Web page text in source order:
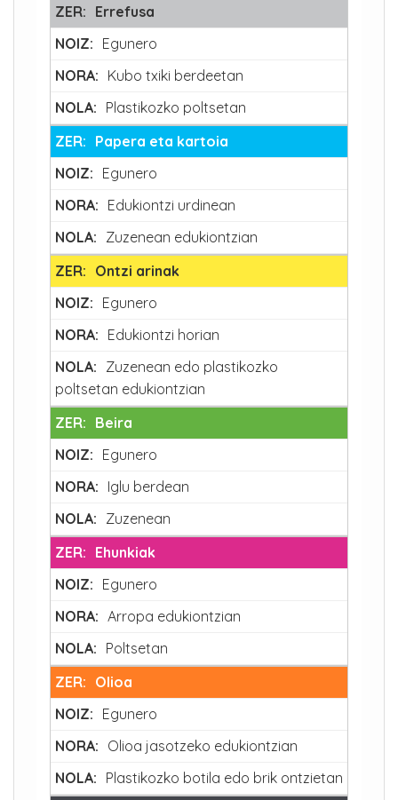
Errefusa
Egunero
Kubo txiki berdeetan
Plastikozko poltsetan
Papera eta kartoia
Egunero
Edukiontzi urdinean
Zuzenean edukiontzian
Ontzi arinak
Egunero
Edukiontzi horian
Zuzenean edo plastikozko
poltsetan edukiontzian
Beira
Egunero
Iglu berdean
Zuzenean
Ehunkiak
Egunero
Arropa edukiontzian
Poltsetan
Olioa
Egunero
Olioa jasotzeko edukiontzian
Plastikozko botila edo brik ontzietan